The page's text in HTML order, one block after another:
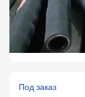
Под заказ